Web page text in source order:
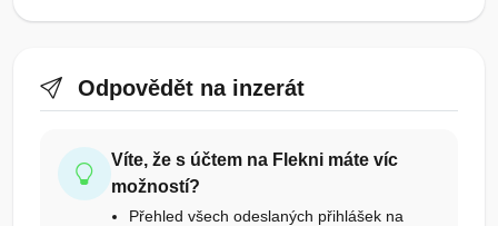
Odpovědět na inzerát
Víte, že s účtem na Flekni máte víc
možností?
Přehled všech odeslaných přihlášek na